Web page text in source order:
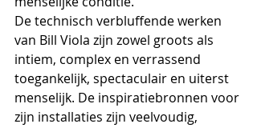
De technisch verbluffende werken
van Bill Viola zijn zowel groots als
intiem, complex en verrassend
toegankelijk, spectaculair en uiterst
menselijk. De inspiratiebronnen voor
zijn installaties zijn veelvoudig,